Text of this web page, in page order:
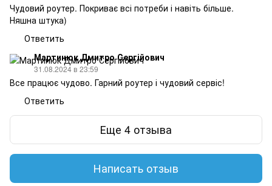
Чудовий роутер. Покриває всі потреби і навіть більше.
Няшна штука)
Ответить
Мартинюк Дмитро Сергійович
31.08.2024 в 23:59
Все працює чудово. Гарний роутер і чудовий сервіс!
Ответить
Еще 4 отзыва
Написать отзыв